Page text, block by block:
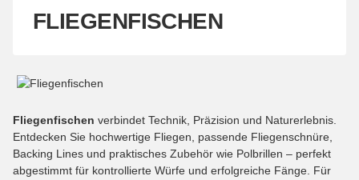
FLIEGENFISCHEN
Fliegenfischen verbindet Technik, Präzision und Naturerlebnis.
Entdecken Sie hochwertige Fliegen, passende Fliegenschnüre,
Backing Lines und praktisches Zubehör wie Polbrillen – perfekt
abgestimmt für kontrollierte Würfe und erfolgreiche Fänge. Für